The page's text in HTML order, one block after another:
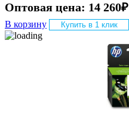
Оптовая цена: 14 260₽
В корзину Купить в 1 клик